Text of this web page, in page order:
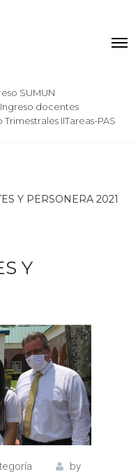
SUMUN
Ingreso docentes
Trimestrales IITareas-PAS
Y PERSONERA 2021
Y
by